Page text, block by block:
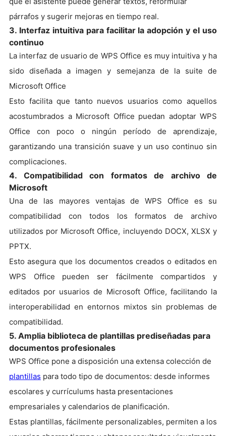
párrafos y sugerir mejoras en tiempo real.
3. Interfaz intuitiva para facilitar la adopción y el uso
continuo
La interfaz de usuario de WPS Office es muy intuitiva y ha
sido diseñada a imagen y semejanza de la suite de
Microsoft Office
Esto facilita que tanto nuevos usuarios como aquellos
acostumbrados a Microsoft Office puedan adoptar WPS
Office con poco o ningún período de aprendizaje,
garantizando una transición suave y un uso continuo sin
complicaciones.
4. Compatibilidad con formatos de archivo de
Microsoft
Una de las mayores ventajas de WPS Office es su
compatibilidad con todos los formatos de archivo
utilizados por Microsoft Office, incluyendo DOCX, XLSX y
PPTX.
Esto asegura que los documentos creados o editados en
WPS Office pueden ser fácilmente compartidos y
editados por usuarios de Microsoft Office, facilitando la
interoperabilidad en entornos mixtos sin problemas de
compatibilidad.
5. Amplia biblioteca de plantillas prediseñadas para
documentos profesionales
WPS Office pone a disposición una extensa colección de
plantillas para todo tipo de documentos: desde informes
escolares y currículums hasta presentaciones
empresariales y calendarios de planificación.
Estas plantillas, fácilmente personalizables, permiten a los